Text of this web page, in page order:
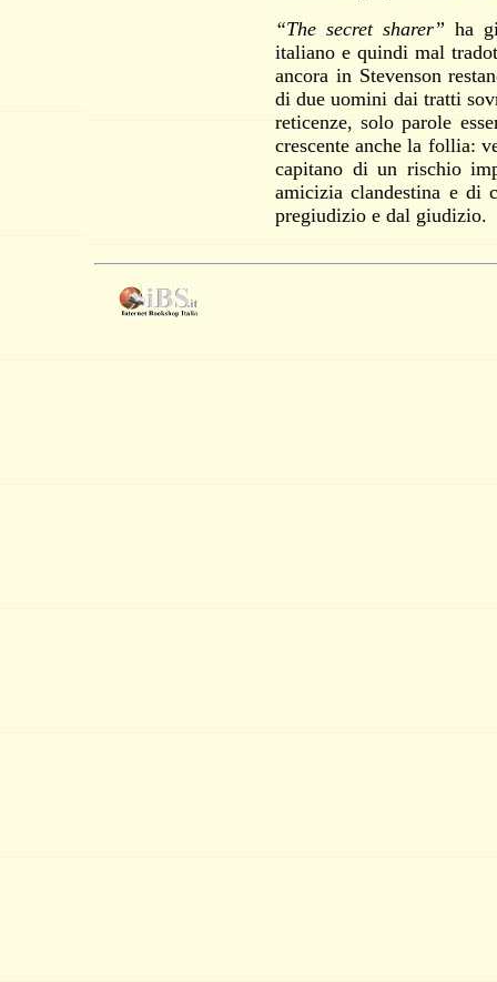
“The secret sharer” ha
italiano e quindi mal
ancora in Stevenson
di due uomini dai tratti
reticenze, solo parole
crescente anche la follia:
capitano di un rischio
amicizia clandestina e di
pregiudizio e dal giudizio.